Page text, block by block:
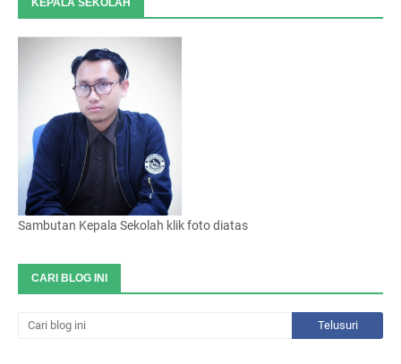
KEPALA SEKOLAH
Sambutan Kepala Sekolah klik foto diatas
CARI BLOG INI